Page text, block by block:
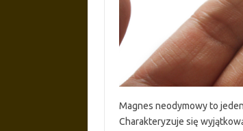
Magnes neodymowy to
Charakteryzuje się